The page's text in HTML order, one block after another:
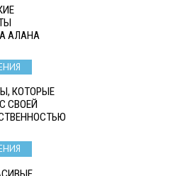
АЛАНА
КОТОРЫЕ
СВОЕЙ